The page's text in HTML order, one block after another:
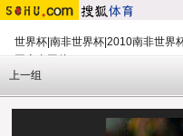
世界杯|南非世界杯|2010南非世界
上一组